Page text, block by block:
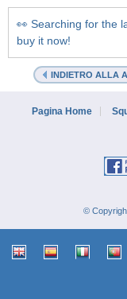
👀 Searching for the
buy it now!
INDIETRO ALLA
Pagina Home
©